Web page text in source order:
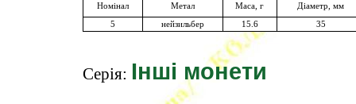
Номінал Метал Маса, г
Діаметр, мм
5
нейзильбер 15.6 35
Серія: Інші монети